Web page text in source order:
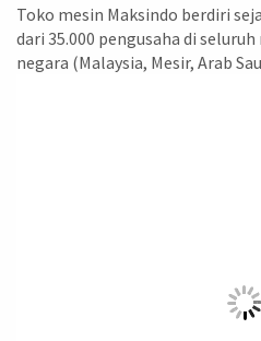
Toko mesin Maksindo berdiri
dari 35.000 pengusaha di
negara (Malaysia, Mesir, Arab